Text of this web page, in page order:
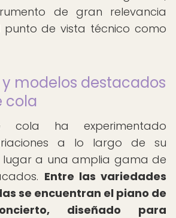
de gran relevancia
de vista técnico como
modelos destacados
cola
ha experimentado
a lo largo de su
lugar a una amplia gama de
Entre las variedades
se encuentran el piano de
diseñado para